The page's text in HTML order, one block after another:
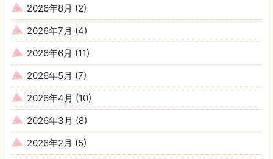
2026年8月 (2)
2026年7月 (4)
2026年6月 (11)
2026年5月 (7)
2026年4月 (10)
2026年3月 (8)
2026年2月 (5)